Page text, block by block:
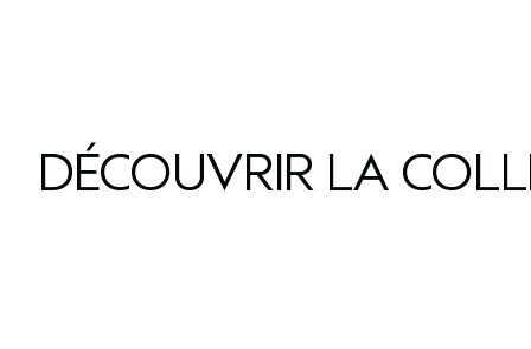
DÉCOUVRIR LA